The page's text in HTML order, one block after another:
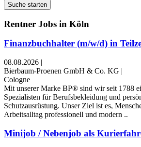
Suche starten
Rentner Jobs in Köln
Finanzbuchhalter (m/w/d) in
08.08.2026 |
Bierbaum-Proenen GmbH & Co. KG |
Cologne
Mit unserer Marke BP® sind wir seit 1788
Spezialisten für Berufsbekleidung und
Schutzausrüstung. Unser Ziel ist es,
Arbeitsalltag professionell und modern ..
Minijob / Nebenjob als